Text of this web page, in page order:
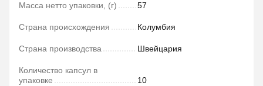
Масса нетто упаковки, (г) 57
Страна происхождения Колумбия
Страна производства Швейцария
Количество капсул в
упаковке
10